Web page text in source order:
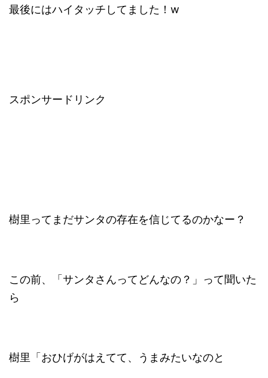
最後にはハイタッチしてました！w
スポンサードリンク
樹里ってまだサンタの存在を信じてるのかなー？
この前、「サンタさんってどんなの？」って聞いた
ら
樹里「おひげがはえてて、うまみたいなのと